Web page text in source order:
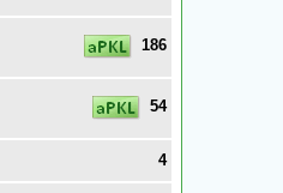
186
54
4